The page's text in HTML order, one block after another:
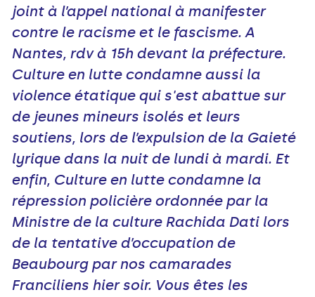
joint à l’appel national à manifester
contre le racisme et le fascisme. A
Nantes, rdv à 15h devant la préfecture.
Culture en lutte condamne aussi la
violence étatique qui s'est abattue sur
de jeunes mineurs isolés et leurs
soutiens, lors de l’expulsion de la Gaieté
lyrique dans la nuit de lundi à mardi. Et
enfin, Culture en lutte condamne la
répression policière ordonnée par la
Ministre de la culture Rachida Dati lors
de la tentative d’occupation de
Beaubourg par nos camarades
Franciliens hier soir. Vous êtes les